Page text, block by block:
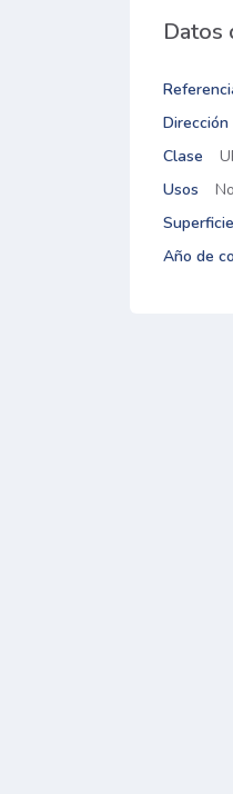
Datos
Dirección
Clase
Usos
Superficie
Año de